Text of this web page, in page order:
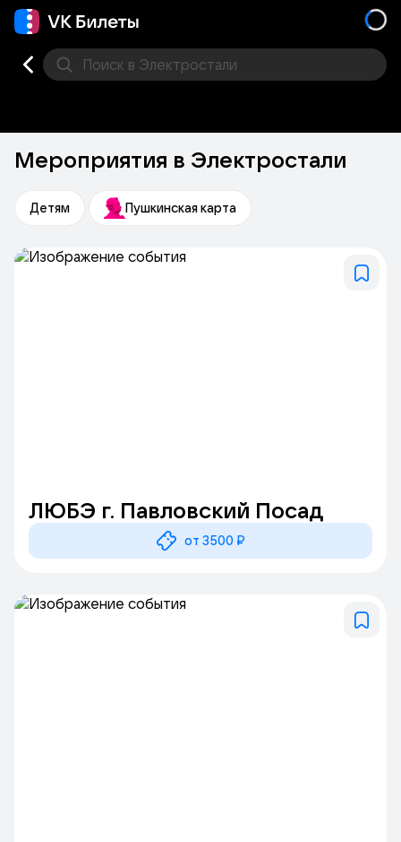
Поиск в Электростали
Мероприятия в Электростали
Детям Пушкинская карта
ЛЮБЭ г. Павловский Посад
от 3500 ₽